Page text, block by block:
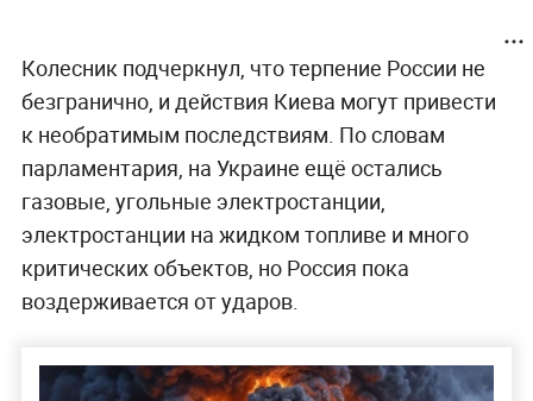
Колесник подчеркнул, что терпение России не
безгранично, и действия Киева могут привести
к необратимым последствиям. По словам
парламентария, на Украине ещё остались
газовые, угольные электростанции,
электростанции на жидком топливе и много
критических объектов, но Россия пока
воздерживается от ударов.